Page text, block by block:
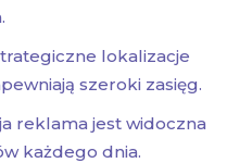
lokalizacje
szeroki zasięg.
reklama jest widoczna
każdego dnia.